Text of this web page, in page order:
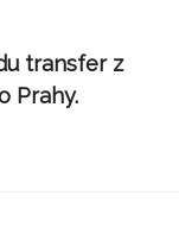
transfer z
Prahy.